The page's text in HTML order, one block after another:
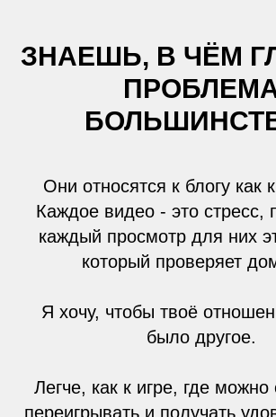
ЗНАЕШЬ, В ЧЁМ
Они относятся к блогу как
Каждое видео - это стресс,
каждый просмотр для них
который проверяет
Я хочу, чтобы твоё
было другое.
Легче, как к игре, где
переигрывать и получать